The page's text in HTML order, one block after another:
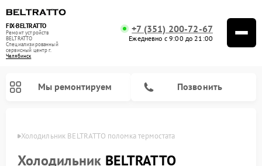
FIX-BELTRATTO
Ремонт устройств
BELTRATTO
Специализированный
cервисный центр г.
Челябинск
+7 (351) 200-72-67
Ежедневно с 9:00 до 21:00
Мы ремонтируем Позвонить
Холодильник BELTRATTO поломка термостата
Холодильник BELTRATTO